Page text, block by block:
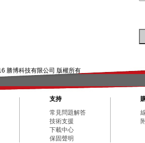
勝博科技有限公司 版權所有
支持
常見問題解答
技術支援
下載中心
保固聲明